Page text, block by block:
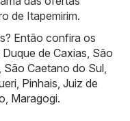
de Itapemirim.
Então confira os
Duque de Caxias, São
, São Caetano do Sul,
, Pinhais, Juiz de
, Maragogi.